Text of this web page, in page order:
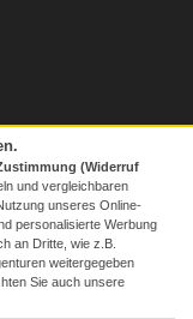
(Widerruf
und vergleichbaren
unseres Online-
personalisierte Werbung
an Dritte, wie z.B.
weitergegeben
Sie auch unsere